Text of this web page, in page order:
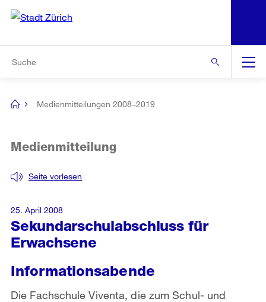
Navigation
[no
Medienmitteilungen 2008–2019
Sekundarschulabschluss für
Erwachsene
Seite vorlesen
Medienmitteilung
Informationsabende
Die Fachschule Viventa, die zum Schul- und
25. April 2008